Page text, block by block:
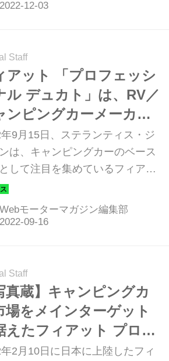
Staff
アット 「プロフェッシ
ル デュカト」は、RV／
ンピングカーメーカー5
販売開始
9月15日、ステランティス・ジ
は、キャンピングカーのベース
して注目を集めているフィアッ
フェッショナル デュカト
）の販売ネットワークを発
。
Webモーターマガジン編集部
Staff
真蔵】キャンピングカ
場をメインターゲット
えたフィアット プロフ
ショナル「デュカト」
2月10日に日本に上陸したフィ